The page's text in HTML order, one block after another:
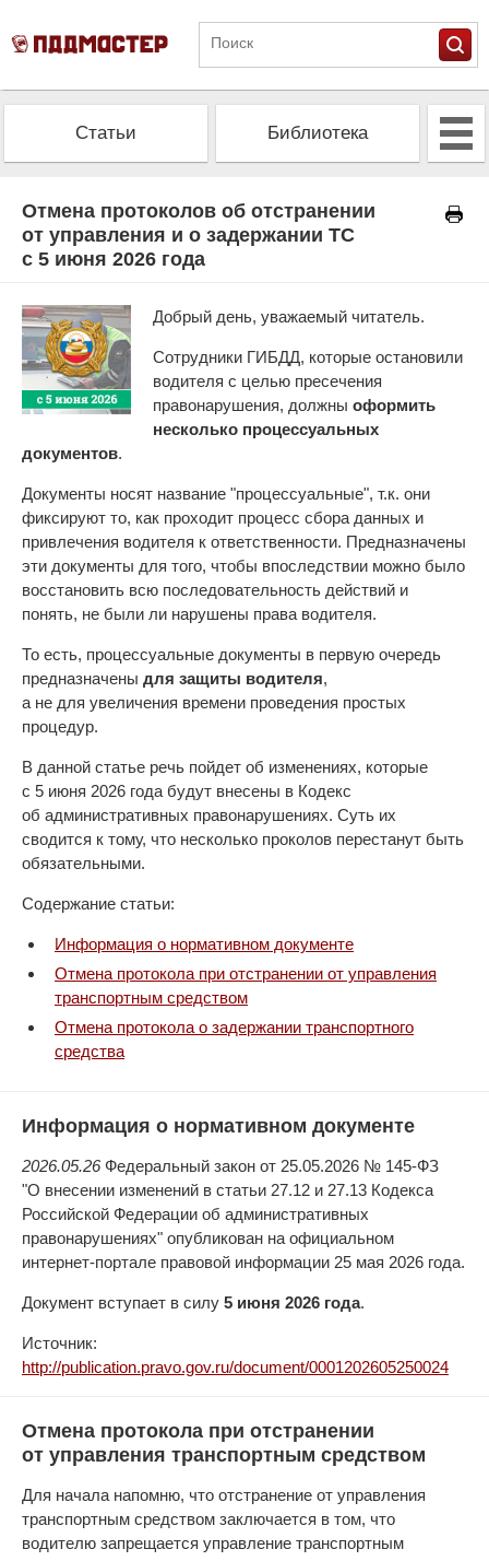
Статьи Библиотека
Проверить штрафы
Отмена протоколов об отстранении
от управления и о задержании ТС
с 5 июня 2026 года
Добрый день, уважаемый читатель.
Сотрудники ГИБДД, которые остановили
водителя с целью пресечения
правонарушения, должны оформить
несколько процессуальных
документов.
Документы носят название "процессуальные", т.к. они
фиксируют то, как проходит процесс сбора данных и
привлечения водителя к ответственности. Предназначены
эти документы для того, чтобы впоследствии можно было
восстановить всю последовательность действий и
понять, не были ли нарушены права водителя.
То есть, процессуальные документы в первую очередь
предназначены для защиты водителя,
а не для увеличения времени проведения простых
процедур.
В данной статье речь пойдет об изменениях, которые
с 5 июня 2026 года будут внесены в Кодекс
об административных правонарушениях. Суть их
сводится к тому, что несколько проколов перестанут быть
обязательными.
Содержание статьи:
Информация о нормативном документе
Отмена протокола при отстранении от управления
транспортным средством
Отмена протокола о задержании транспортного
средства
Информация о нормативном документе
2026.05.26Федеральный закон от 25.05.2026 № 145-ФЗ
"О внесении изменений в статьи 27.12 и 27.13 Кодекса
Российской Федерации об административных
правонарушениях" опубликован на официальном
интернет-портале правовой информации 25 мая 2026 года.
Документ вступает в силу 5 июня 2026 года.
Источник:
http://publication.pravo.gov.ru/document/0001202605250024
Отмена протокола при отстранении
от управления транспортным средством
Для начала напомню, что отстранение от управления
транспортным средством заключается в том, что
водителю запрещается управление транспортным